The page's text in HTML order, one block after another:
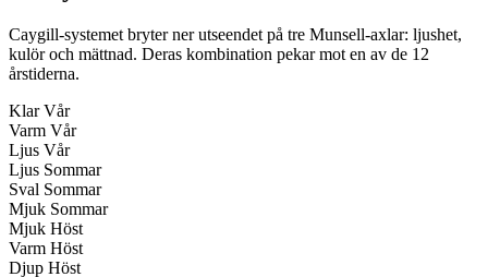
Caygill-systemet bryter ner utseendet på tre Munsell-axlar: ljushet,
kulör och mättnad. Deras kombination pekar mot en av de 12
årstiderna.
Klar Vår
Varm Vår
Ljus Vår
Ljus Sommar
Sval Sommar
Mjuk Sommar
Mjuk Höst
Varm Höst
Djup Höst